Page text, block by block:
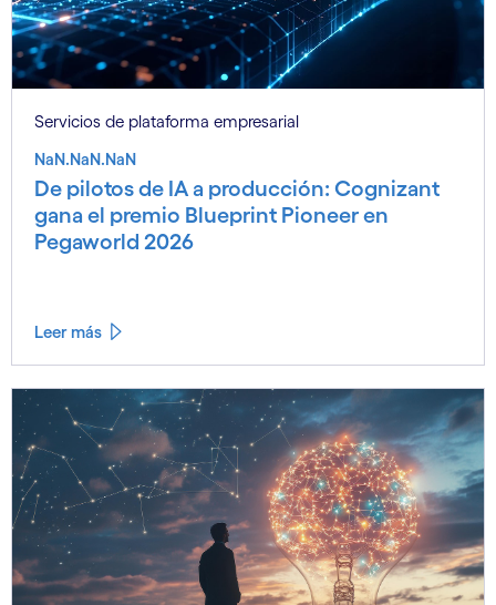
Servicios de plataforma empresarial
NaN.NaN.NaN
De pilotos de IA a producción: Cognizant
gana el premio Blueprint Pioneer en
Pegaworld 2026
Leer más